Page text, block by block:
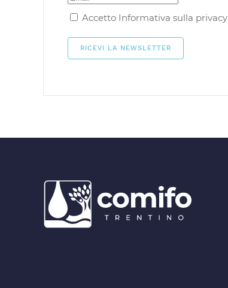
Accetto Informativa sulla privacy